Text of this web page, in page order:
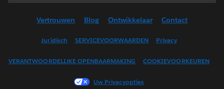
English (UK)
Français (Canada)
Français (France)
Vertrouwen Blog Ontwikkelaar Contact
Juridisch SERVICEVOORWAARDEN Privacy
VERANTWOORDELIJKE OPENBAARMAKING COOKIEVOORKEUREN
Uw Privacyopties